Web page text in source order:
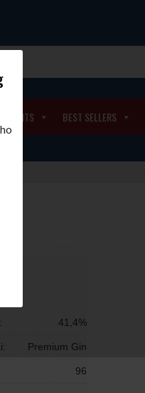
SPIRITS BEST SELLERS
41,4%
Premium Gin
96